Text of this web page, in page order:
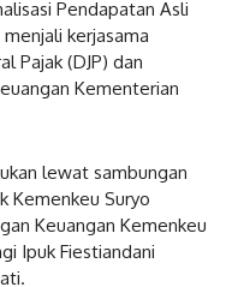
Pendapatan Asli
kerjasama
Pajak (DJP) dan
Kementerian
lewat sambungan
Kemenkeu Suryo
Keuangan Kemenkeu
Ipuk Fiestiandani